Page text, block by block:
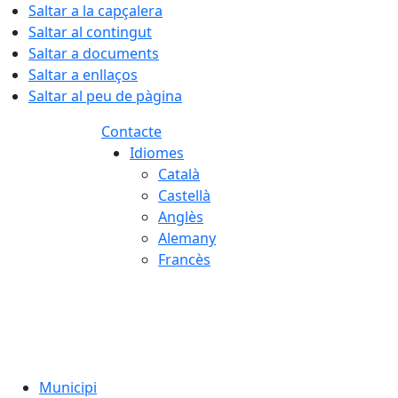
Saltar a la capçalera
Saltar al contingut
Saltar a documents
Saltar a enllaços
Saltar al peu de pàgina
Contacte
Idiomes
Català
Castellà
Anglès
Alemany
Francès
Municipi